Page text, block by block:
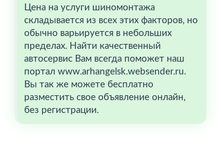
Цена на услуги шиномонтажа
складывается из всех этих факторов, но
обычно варьируется в небольших
пределах. Найти качественный
автосервис Вам всегда поможет наш
портал www.arhangelsk.websender.ru.
Вы так же можете бесплатно
разместить свое объявление онлайн,
без регистрации.